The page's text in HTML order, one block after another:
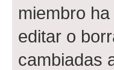
miembro
editar o
cambiadas